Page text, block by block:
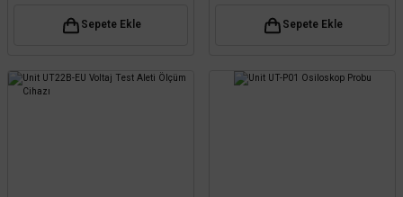
Sepete Ekle Sepete Ekle